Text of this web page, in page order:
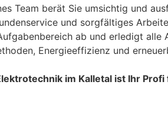
Team berät Sie umsichtig und
und sorgfältiges
ab und erledigt
Energieeffizienz und
im Kalletal ist Ihr